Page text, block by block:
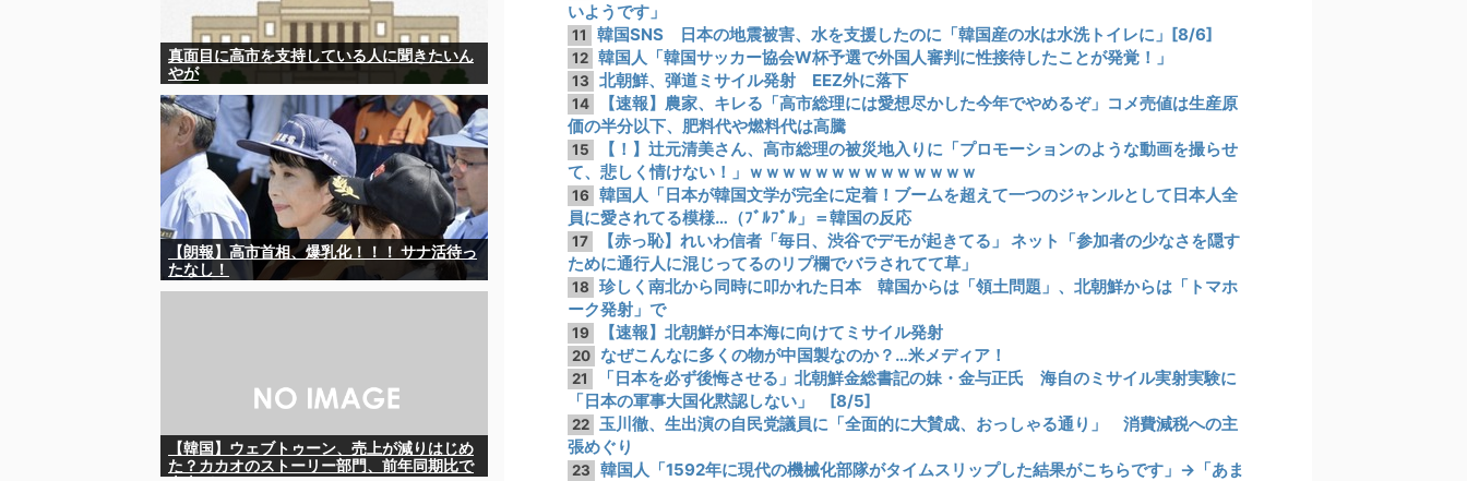
いようです」
11 韓国SNS 日本の地震被害、水を支援したのに「韓国産の水は水洗トイレに」[8/6]
12 韓国人「韓国サッカー協会W杯予選で外国人審判に性接待したことが発覚！」
13 北朝鮮、弾道ミサイル発射 EEZ外に落下
14
【速報】農家、キレる「高市総理には愛想尽かした今年でやめるぞ」コメ売値は生産原
価の半分以下、肥料代や燃料代は高騰
15
【！】辻元清美さん、高市総理の被災地入りに「プロモーションのような動画を撮らせ
て、悲しく情けない！」ｗｗｗｗｗｗｗｗｗｗｗｗｗｗ
16
韓国人「日本が韓国文学が完全に定着！ブームを超えて一つのジャンルとして日本人全
員に愛されてる模様…（ﾌﾞﾙﾌﾞﾙ」＝韓国の反応
17
【赤っ恥】れいわ信者「毎日、渋谷でデモが起きてる」 ネット「参加者の少なさを隠す
ために通行人に混じってるのリプ欄でバラされてて草」
18
珍しく南北から同時に叩かれた日本 韓国からは「領土問題」、北朝鮮からは「トマホ
ーク発射」で
19 【速報】北朝鮮が日本海に向けてミサイル発射
20 なぜこんなに多くの物が中国製なのか？…米メディア！
21
「日本を必ず後悔させる」北朝鮮金総書記の妹・金与正氏 海自のミサイル実射実験に
「日本の軍事大国化黙認しない」 [8/5]
22 玉川徹、生出演の自民党議員に「全面的に大賛成、おっしゃる通り」 消費減税への主
張めぐり
23
韓国人「1592年に現代の機械化部隊がタイムスリップした結果がこちらです」→「あま
真面目に高市を支持している人に聞きたいん
やが
【朗報】高市首相、爆乳化！！！ サナ活待っ
たなし！
【韓国】ウェブトゥーン、売上が減りはじめ
た？カカオのストーリー部門、前年同期比で